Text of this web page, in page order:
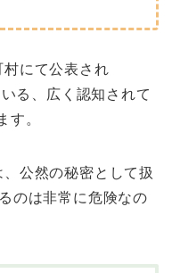
にて公表され
る、広く認知されて
す。
公然の秘密として扱
のは非常に危険なの